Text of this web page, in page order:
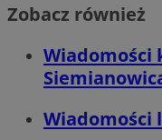
Zobacz również
Wiadomości
Wiadomości